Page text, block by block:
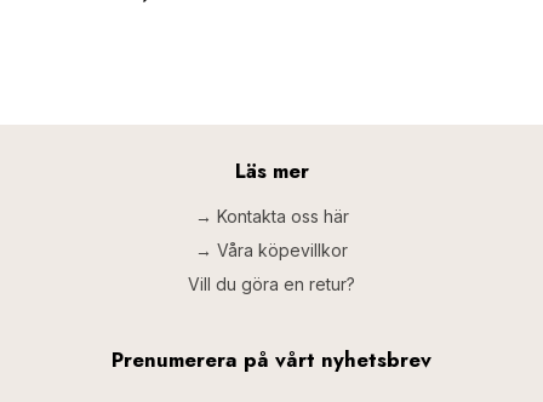
Läs mer
→ Kontakta oss här
→ Våra köpevillkor
Vill du göra en retur?
Prenumerera på vårt nyhetsbrev